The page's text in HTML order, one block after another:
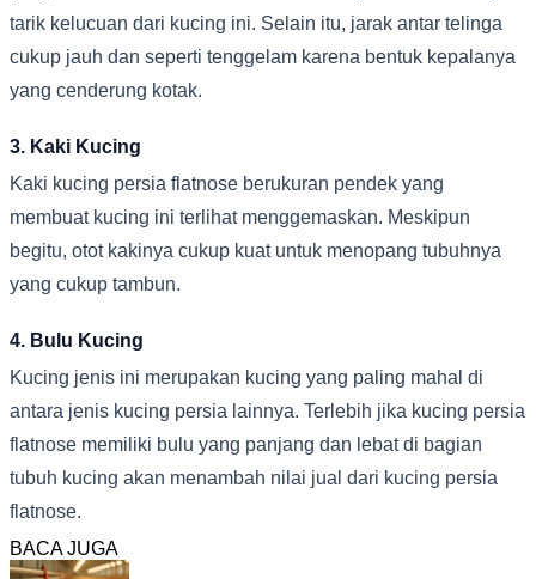
tarik kelucuan dari kucing ini. Selain itu, jarak antar telinga
cukup jauh dan seperti tenggelam karena bentuk kepalanya
yang cenderung kotak.
3. Kaki Kucing
Kaki kucing persia flatnose berukuran pendek yang
membuat kucing ini terlihat menggemaskan. Meskipun
begitu, otot kakinya cukup kuat untuk menopang tubuhnya
yang cukup tambun.
4. Bulu Kucing
Kucing jenis ini merupakan kucing yang paling mahal di
antara jenis kucing persia lainnya. Terlebih jika kucing persia
flatnose memiliki bulu yang panjang dan lebat di bagian
tubuh kucing akan menambah nilai jual dari kucing persia
flatnose.
BACA JUGA